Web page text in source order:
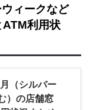
ィークなど
ATM利用状
（シルバー
）の店舗窓